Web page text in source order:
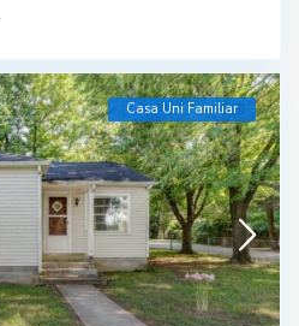
Casa Uni Familiar